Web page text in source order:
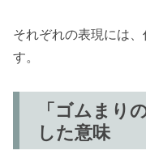
それぞれの表現には
す。
「ゴムまり
した意味